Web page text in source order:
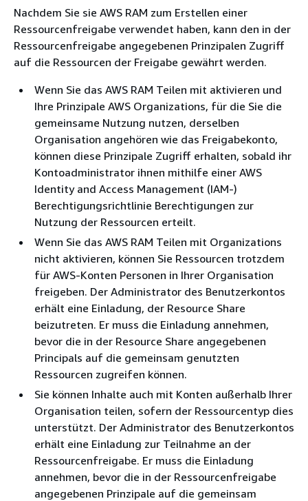
Nachdem Sie sie AWS RAM zum Erstellen einer
Ressourcenfreigabe verwendet haben, kann den in der
Ressourcenfreigabe angegebenen Prinzipalen Zugriff
auf die Ressourcen der Freigabe gewährt werden.
Wenn Sie das AWS RAM Teilen mit aktivieren und
Ihre Prinzipale AWS Organizations, für die Sie die
gemeinsame Nutzung nutzen, derselben
Organisation angehören wie das Freigabekonto,
können diese Prinzipale Zugriff erhalten, sobald ihr
Kontoadministrator ihnen mithilfe einer AWS
Identity and Access Management (IAM-)
Berechtigungsrichtlinie Berechtigungen zur
Nutzung der Ressourcen erteilt.
Wenn Sie das AWS RAM Teilen mit Organizations
nicht aktivieren, können Sie Ressourcen trotzdem
für AWS-Konten Personen in Ihrer Organisation
freigeben. Der Administrator des Benutzerkontos
erhält eine Einladung, der Resource Share
beizutreten. Er muss die Einladung annehmen,
bevor die in der Resource Share angegebenen
Principals auf die gemeinsam genutzten
Ressourcen zugreifen können.
Sie können Inhalte auch mit Konten außerhalb Ihrer
Organisation teilen, sofern der Ressourcentyp dies
unterstützt. Der Administrator des Benutzerkontos
erhält eine Einladung zur Teilnahme an der
Ressourcenfreigabe. Er muss die Einladung
annehmen, bevor die in der Ressourcenfreigabe
angegebenen Prinzipale auf die gemeinsam